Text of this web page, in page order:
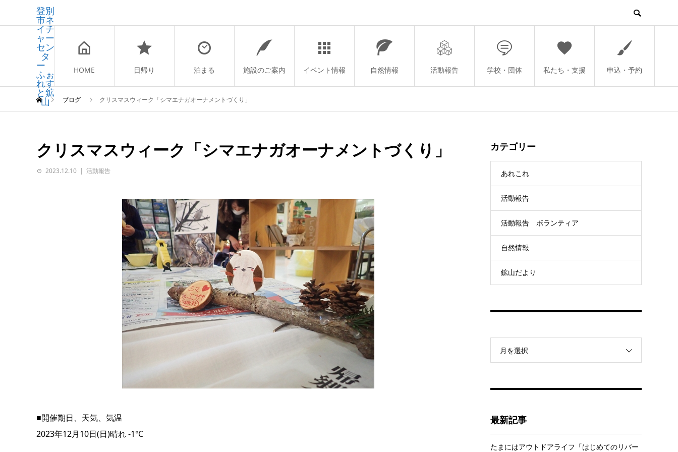
登別
市ネ
イチ
ャー
セン
タ
ー
ふぉ
れす
と鉱
山
HOME 日帰り 泊まる 施設のご案内 イベント情報 自然情報 活動報告 学校・団体 私たち・支援 申込・予約
ブログ クリスマスウィーク「シマエナガオーナメントづくり」
クリスマスウィーク「シマエナガオーナメントづくり」
2023.12.10 活動報告
■開催期日、天気、気温
2023年12月10日(日)晴れ -1℃
カテゴリー
あれこれ
活動報告
活動報告 ボランティア
自然情報
鉱山だより
月を選択
最新記事
たまにはアウトドアライフ「はじめてのリバー